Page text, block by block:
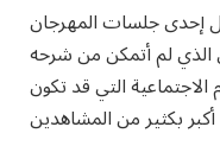
إحدى جلسات المهرجان
الذي لم أتمكن من شرحه
التي قد تكون